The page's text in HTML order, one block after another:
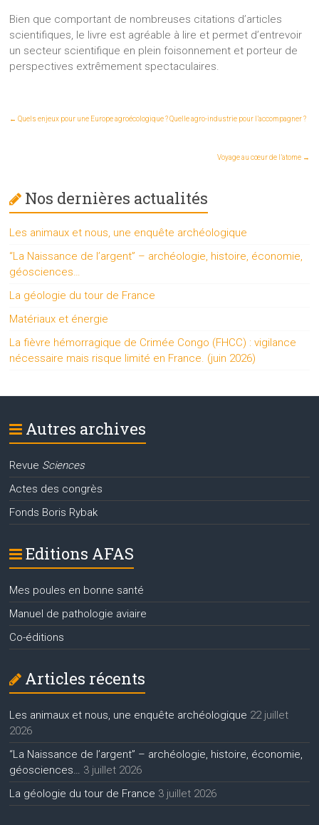
Bien que comportant de nombreuses citations d’articles
scientifiques, le livre est agréable à lire et permet d’entrevoir
un secteur scientifique en plein foisonnement et porteur de
perspectives extrêmement spectaculaires.
← Quels enjeux pour une Europe agroécologique ? Quelle agro-industrie pour l’accompagner ?
Voyage au cœur de l’atome →
Nos dernières actualités
Les animaux et nous, une enquête archéologique
“La Naissance de l’argent” – archéologie, histoire, économie,
géosciences…
La géologie du tour de France
Matériaux et énergie
La fièvre hémorragique de Crimée Congo (FHCC) : vigilance
nécessaire mais risque limité en France. (juin 2026)
Autres archives
Revue Sciences
Actes des congrès
Fonds Boris Rybak
Editions AFAS
Mes poules en bonne santé
Manuel de pathologie aviaire
Co-éditions
Articles récents
Les animaux et nous, une enquête archéologique 22 juillet
2026
“La Naissance de l’argent” – archéologie, histoire, économie,
géosciences…
3 juillet 2026
La géologie du tour de France 3 juillet 2026